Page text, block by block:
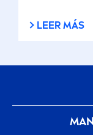
LEER MÁS